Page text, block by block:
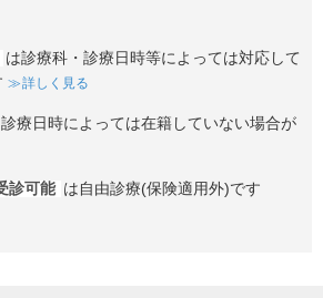
は診療科・診療日時等によっては対応して
詳しく見る
療日時によっては在籍していない場合が
診可能 は自由診療(保険適用外)です